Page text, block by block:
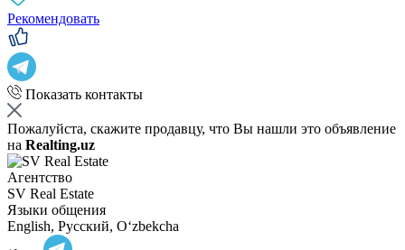
Рекомендовать
Показать контакты
Пожалуйста, скажите продавцу, что Вы нашли это объявление
на Realting.uz
Агентство
SV Real Estate
Языки общения
English, Русский, Oʻzbekcha